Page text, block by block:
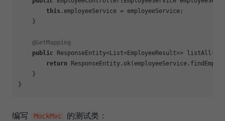
this .employeeService = employeeService;
    }
@GetMapping
public ResponseEntity<List<EmployeeResult>> listAll() {
return
    }
编写 MockMvc 的测试类：